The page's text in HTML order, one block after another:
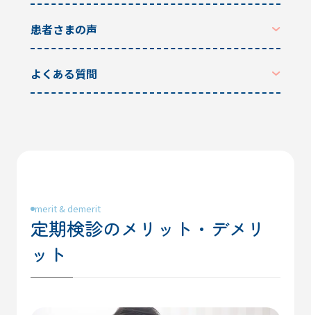
プライバシーポリシー
患者さまの声
よくある質問
merit & demerit
定期検診のメリット・デメリ
ット